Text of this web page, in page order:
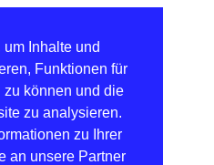
Inhalte und
Funktionen für
können und die
zu analysieren.
zu Ihrer
an unsere Partner